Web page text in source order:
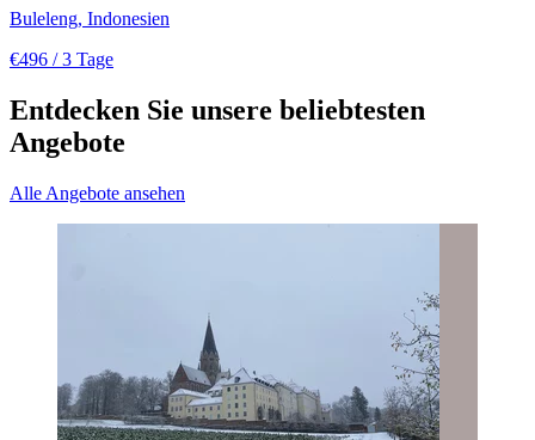
Buleleng, Indonesien
€496 / 3 Tage
Entdecken Sie unsere beliebtesten
Angebote
Alle Angebote ansehen